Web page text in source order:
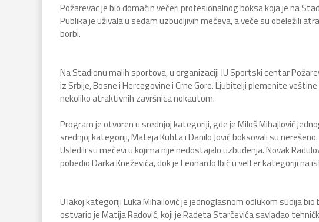
Požarevac je bio domaćin večeri profesionalnog boksa koja je na
Publika je uživala u sedam uzbudljivih mečeva, a veče su obeležili
borbi.
Na Stadionu malih sportova, u organizaciji JU Sportski centar
iz Srbije, Bosne i Hercegovine i Crne Gore. Ljubitelji plemenite
nekoliko atraktivnih završnica nokautom.
Program je otvoren u srednjoj kategoriji, gde je Miloš Mihajlović
srednjoj kategoriji, Mateja Kuhta i Danilo Jović boksovali su nerešeno.
Usledili su mečevi u kojima nije nedostajalo uzbuđenja. Novak
pobedio Darka Kneževića, dok je Leonardo Ibić u velter kategoriji na
U lakoj kategoriji Luka Mihailović je jednoglasnom odlukom sudija
ostvario je Matija Radović, koji je Radeta Starčevića savladao